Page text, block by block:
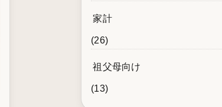
家計
(26)
祖父母向け
(13)